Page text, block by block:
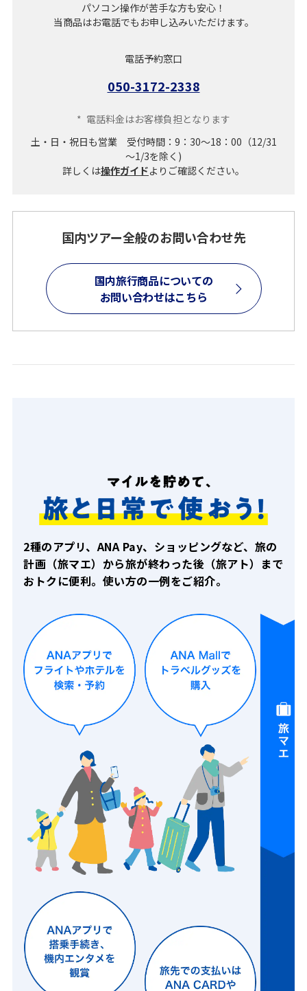
パソコン操作が苦手な方も安心！
当商品はお電話でもお申し込みいただけます。
電話予約窓口
050-3172-2338
* 電話料金はお客様負担となります
土・日・祝日も営業 受付時間：9：30～18：00（12/31
～1/3を除く)
詳しくは操作ガイドよりご確認ください。
国内ツアー全般のお問い合わせ先
国内旅行商品についての
お問い合わせはこちら
2種のアプリ、ANA Pay、ショッピングなど、旅の
計画（旅マエ）から旅が終わった後（旅アト） まで
おトクに便利。使い方の一例をご紹介。